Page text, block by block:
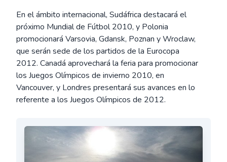
En el ámbito internacional, Sudáfrica destacará el
próximo Mundial de Fútbol 2010, y Polonia
promocionará Varsovia, Gdansk, Poznan y Wroclaw,
que serán sede de los partidos de la Eurocopa
2012. Canadá aprovechará la feria para promocionar
los Juegos Olímpicos de invierno 2010, en
Vancouver, y Londres presentará sus avances en lo
referente a los Juegos Olímpicos de 2012.